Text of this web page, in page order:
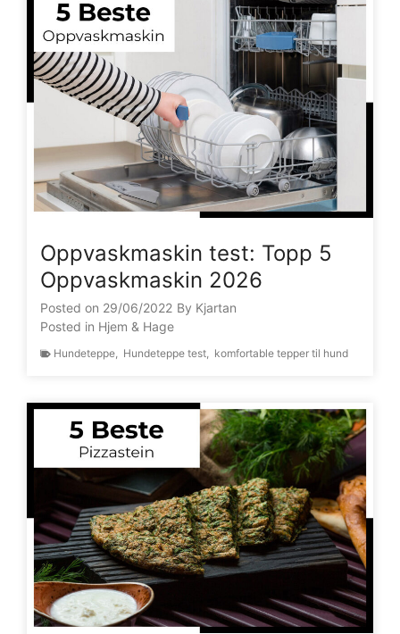
Oppvaskmaskin test: Topp 5
Oppvaskmaskin 2026
Posted on 29/06/2022 By Kjartan
Posted in Hjem & Hage
Hundeteppe Hundeteppe test komfortable tepper til hund